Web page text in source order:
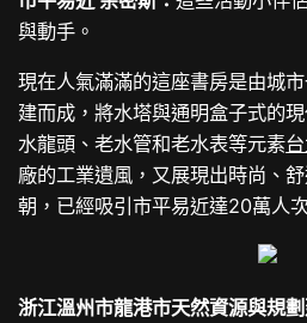
與動手。
現在人氣滿滿的這座書房是由城
建而成，將水塔與通明盒子式的
水龍頭、老水管和老水表等元素
廠的工業遺風，又展現出時尚、
朝，已經吸引市平易近達20萬人
浙江溫州市龍港市天然資源與規